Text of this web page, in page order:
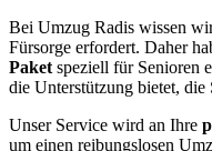
Bei Umzug Radis wissen
Fürsorge erfordert. Daher
Paket speziell für Senioren
die Unterstützung bietet, die
Unser Service wird an Ihre
um einen reibungslosen